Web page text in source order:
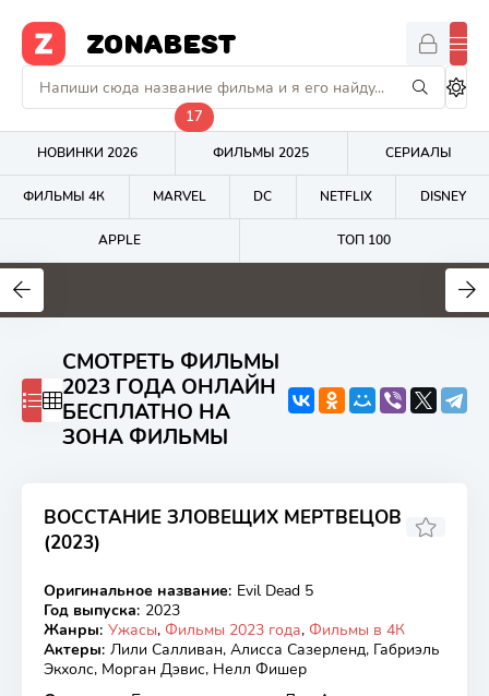
ZONABEST
НОВИНКИ 2026
17
ФИЛЬМЫ 2025 СЕРИАЛЫ
ФИЛЬМЫ 4К MARVEL DC NETFLIX DISNEY
APPLE ТОП 100
7
СМОТРЕТЬ ФИЛЬМЫ
2023 ГОДА ОНЛАЙН
БЕСПЛАТНО НА
ЗОНА ФИЛЬМЫ
ВОССТАНИЕ ЗЛОВЕЩИХ МЕРТВЕЦОВ
(2023)
BDRip
Оригинальное название: Evil Dead 5
Год выпуска: 2023
Жанры: Ужасы, Фильмы 2023 года, Фильмы в 4К
Актеры: Лили Салливан, Алисса Сазерленд, Габриэль
Экхолс, Морган Дэвис, Нелл Фишер